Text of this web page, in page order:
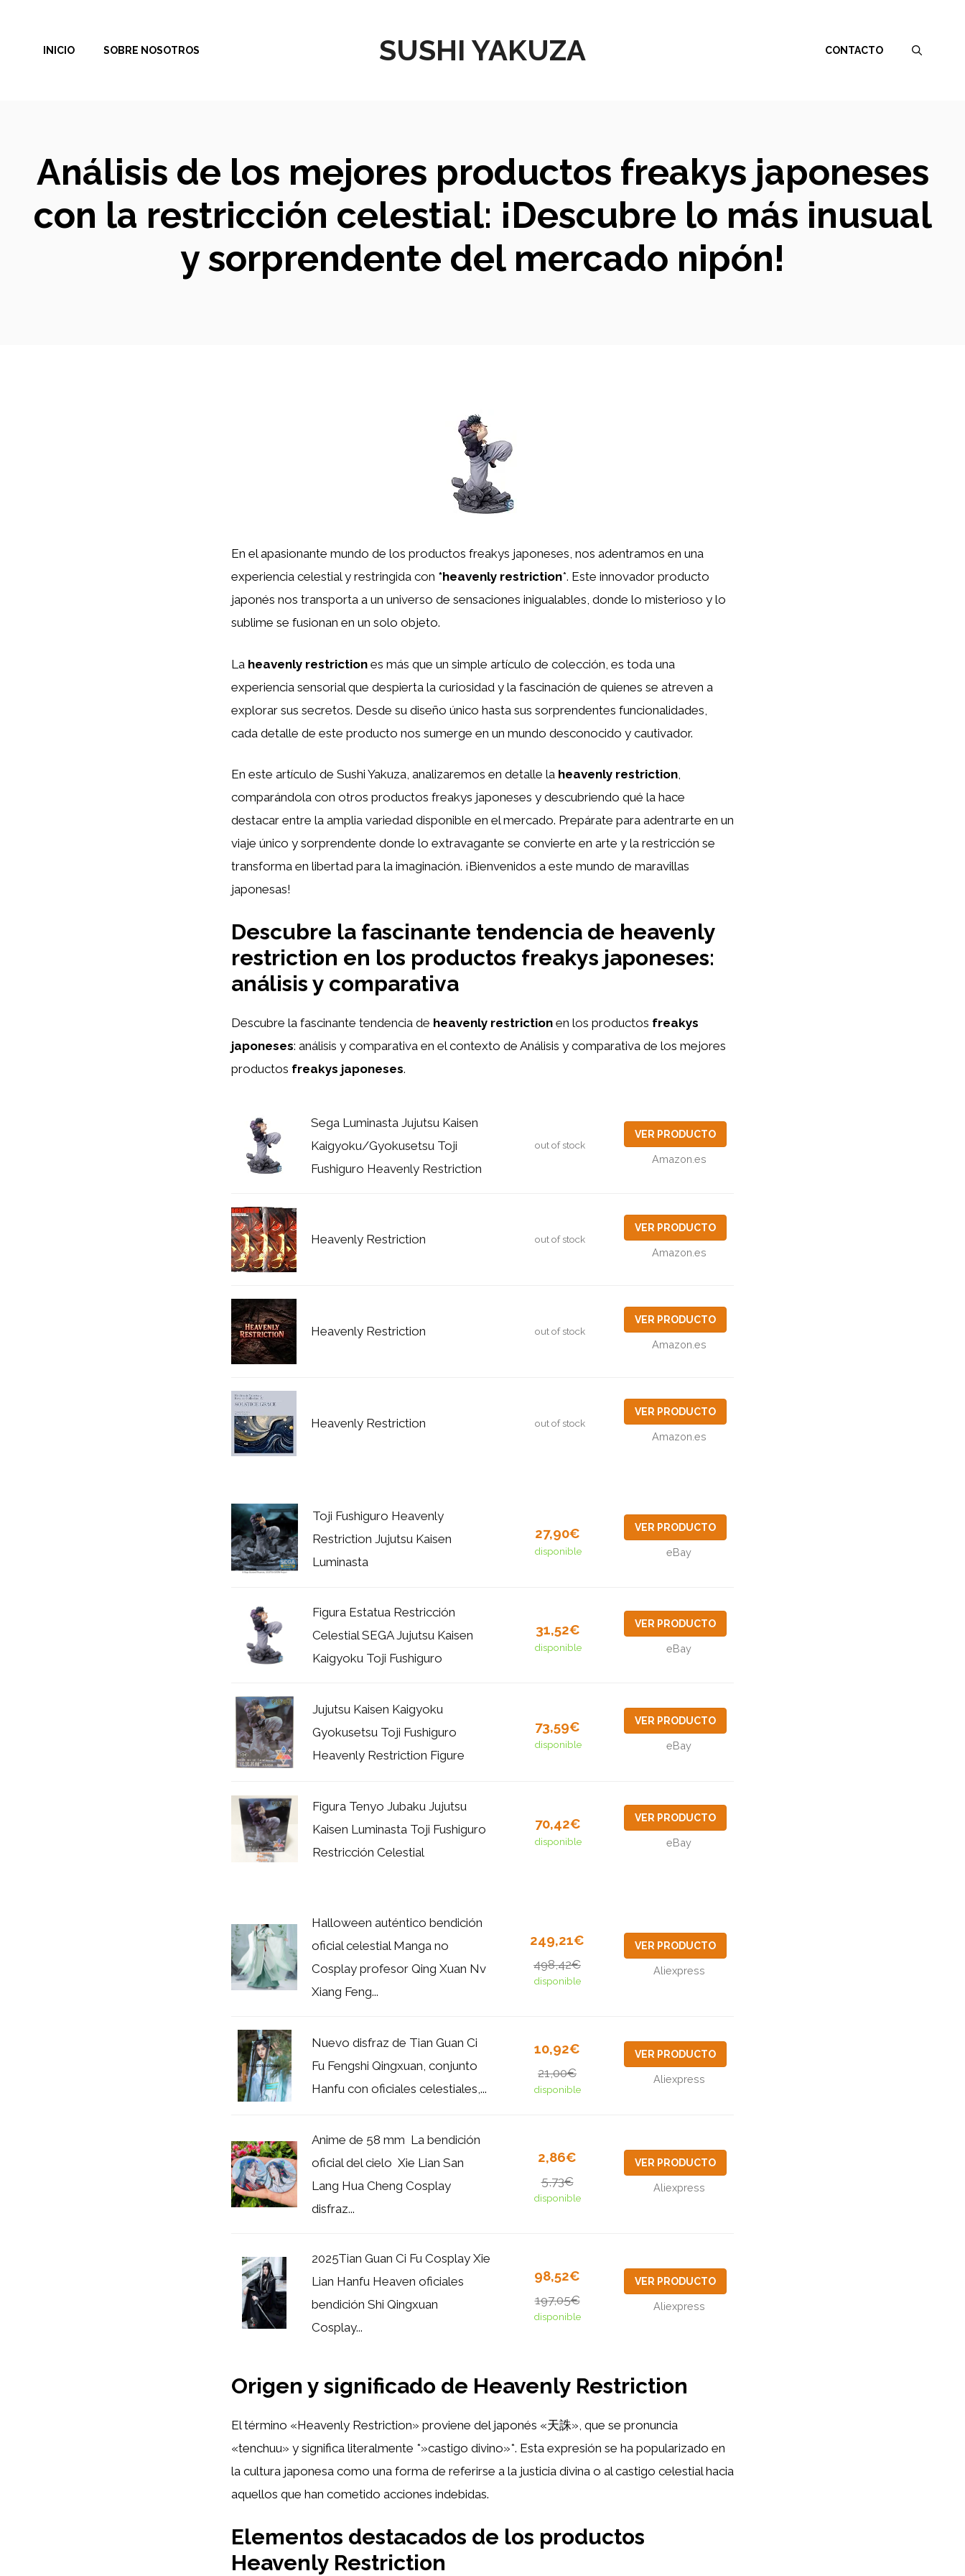
contenido
SUSHI YAKUZA
INICIO SOBRE NOSOTROS CONTACTO
Análisis de los mejores productos freakys japoneses
con la restricción celestial: ¡Descubre lo más inusual
y sorprendente del mercado nipón!
En el apasionante mundo de los productos freakys japoneses, nos adentramos en una
experiencia celestial y restringida con *heavenly restriction*. Este innovador producto
japonés nos transporta a un universo de sensaciones inigualables, donde lo misterioso y lo
sublime se fusionan en un solo objeto.
La heavenly restriction es más que un simple artículo de colección, es toda una
experiencia sensorial que despierta la curiosidad y la fascinación de quienes se atreven a
explorar sus secretos. Desde su diseño único hasta sus sorprendentes funcionalidades,
cada detalle de este producto nos sumerge en un mundo desconocido y cautivador.
En este artículo de Sushi Yakuza, analizaremos en detalle la heavenly restriction,
comparándola con otros productos freakys japoneses y descubriendo qué la hace
destacar entre la amplia variedad disponible en el mercado. Prepárate para adentrarte en un
viaje único y sorprendente donde lo extravagante se convierte en arte y la restricción se
transforma en libertad para la imaginación. ¡Bienvenidos a este mundo de maravillas
japonesas!
Descubre la fascinante tendencia de heavenly
restriction en los productos freakys japoneses:
análisis y comparativa
Descubre la fascinante tendencia de heavenly restriction en los productos freakys
japoneses: análisis y comparativa en el contexto de Análisis y comparativa de los mejores
productos freakys japoneses.
Sega Luminasta Jujutsu Kaisen
Kaigyoku/Gyokusetsu Toji
Fushiguro Heavenly Restriction
out of stock
VER PRODUCTO
Amazon.es
Heavenly Restriction out of stock
VER PRODUCTO
Amazon.es
Heavenly Restriction out of stock
VER PRODUCTO
Amazon.es
Heavenly Restriction out of stock
VER PRODUCTO
Amazon.es
Toji Fushiguro Heavenly
Restriction Jujutsu Kaisen
Luminasta
27,90€
disponible
VER PRODUCTO
eBay
Figura Estatua Restricción
Celestial SEGA Jujutsu Kaisen
Kaigyoku Toji Fushiguro
31,52€
disponible
VER PRODUCTO
eBay
Jujutsu Kaisen Kaigyoku
Gyokusetsu Toji Fushiguro
Heavenly Restriction Figure
73,59€
disponible
VER PRODUCTO
eBay
Figura Tenyo Jubaku Jujutsu
Kaisen Luminasta Toji Fushiguro
Restricción Celestial
70,42€
disponible
VER PRODUCTO
eBay
Halloween auténtico bendición
oficial celestial Manga no
Cosplay profesor Qing Xuan Nv
Xiang Feng...
249,21€
498,42€
disponible
VER PRODUCTO
Aliexpress
Nuevo disfraz de Tian Guan Ci
Fu Fengshi Qingxuan, conjunto
Hanfu con oficiales celestiales,...
10,92€
21,00€
disponible
VER PRODUCTO
Aliexpress
Anime de 58 mm ‌ La bendición
oficial del cielo ‌ Xie Lian San
Lang Hua Cheng Cosplay
disfraz...
2,86€
5,73€
disponible
VER PRODUCTO
Aliexpress
2025Tian Guan Ci Fu Cosplay Xie
Lian Hanfu Heaven oficiales
bendición Shi Qingxuan
Cosplay...
98,52€
197,05€
disponible
VER PRODUCTO
Aliexpress
Origen y significado de Heavenly Restriction
El término «Heavenly Restriction» proviene del japonés «天誅», que se pronuncia
«tenchuu» y significa literalmente *»castigo divino»*. Esta expresión se ha popularizado en
la cultura japonesa como una forma de referirse a la justicia divina o al castigo celestial hacia
aquellos que han cometido acciones indebidas.
Elementos destacados de los productos
Heavenly Restriction